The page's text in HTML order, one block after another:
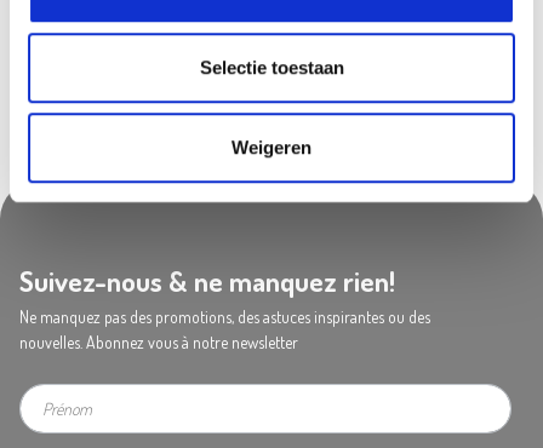
Selectie toestaan
Weigeren
Suivez-nous & ne manquez rien!
Ne manquez pas des promotions, des astuces inspirantes ou des
nouvelles. Abonnez vous à notre newsletter